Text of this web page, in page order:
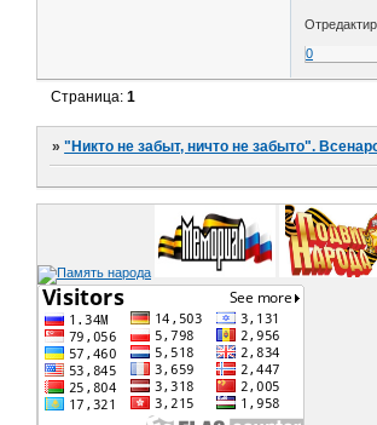
0
Страница:1
»"Никто не забыт, ничто не забыто".